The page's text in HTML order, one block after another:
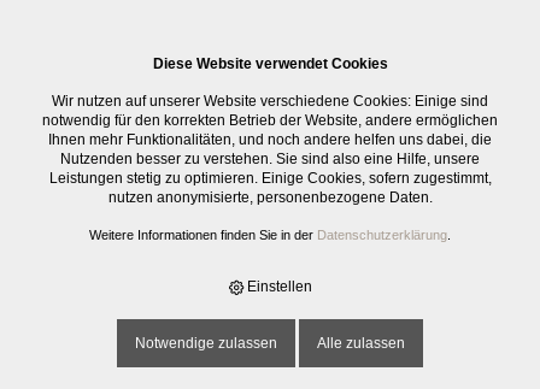
‹ Zurück
Anfrage
Name oder Firma *
Diese Website verwendet Cookies
Wir nutzen auf unserer Website verschiedene Cookies: Einige sind
notwendig für den korrekten Betrieb der Website, andere ermöglichen
Ihnen mehr Funktionalitäten, und noch andere helfen uns dabei, die
Nutzenden besser zu verstehen. Sie sind also eine Hilfe, unsere
Leistungen stetig zu optimieren. Einige Cookies, sofern zugestimmt,
nutzen anonymisierte, personenbezogene Daten.
Weitere Informationen finden Sie in der Datenschutzerklärung
Einstellen
Notwendige zulassen Alle zulassen